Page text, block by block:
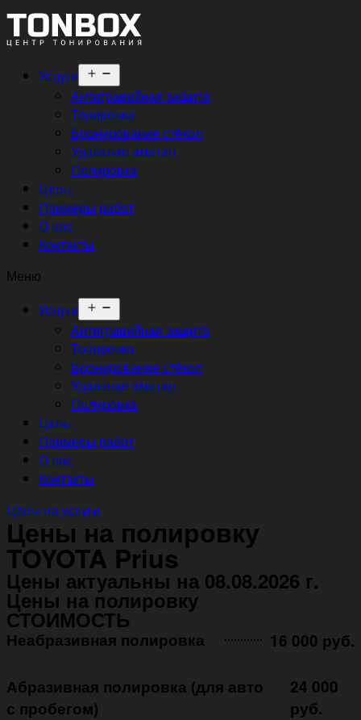
Услуги
меню
Антигравийная защита
Тонировка
Бронирование стёкол
Удаление вмятин
Полировка
Цены
Примеры работ
О нас
Контакты
Меню
Услуги
меню
Антигравийная защита
Тонировка
Бронирование стёкол
Удаление вмятин
Полировка
Цены
Примеры работ
О нас
Контакты
Цены на услуги
Цены на полировку
TOYOTA Prius
Цены актуальны на 08.08.2026 г.
Цены на полировку
СТОИМОСТЬ
Неабразивная полировка ㅤㅤㅤㅤ ㅤㅤㅤㅤ ㅤㅤㅤ 16 000 руб.
Абразивная полировка (для авто
с пробегом)
24 000
руб.